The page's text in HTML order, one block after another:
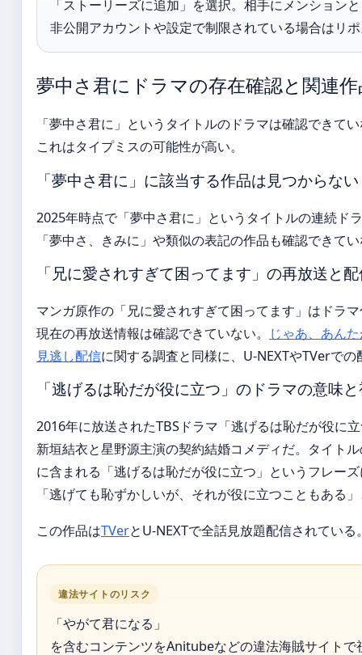
「ストーリーズに追加」を選択。相手にメンション
非公開アカウントや設定で制限されている場合はリ
夢中さ君にドラマの存在確認と関連
「夢中さ君に」というタイトルのドラマは確認できて
これはタイプミスの可能性が高い。
「夢中さ君に」に該当する作品は見つからない
2025年時点で「夢中さ君に」というタイトルの連続ド
「夢中さ、きみに」や類似の表記の作品も確認できて
「兄に愛されすぎて困ってます」の再放送と
マンガ原作の「兄に愛されすぎて困ってます」はドラ
現在の再放送情報は確認できていない。
じゃあ、あん
見逃し配信に関する調査と同様に、U-NEXTやTVerで
「逃げるは恥だが役に立つ」のドラマの意味
2016年に放送されたTBSドラマ「逃げるは恥だが役に
新垣結衣と星野源主演の契約結婚コメディだ。タイト
に含まれる「逃げるは恥だが役に立つ」というフレー
「逃げても恥ずかしいが、それが役に立つこともある
この作品はTVerとU-NEXTで全話見放題配信されている
違法サイトのリスク
「やがて君になる」
を含むコンテンツをAnitubeなどの違法海賊サイトで